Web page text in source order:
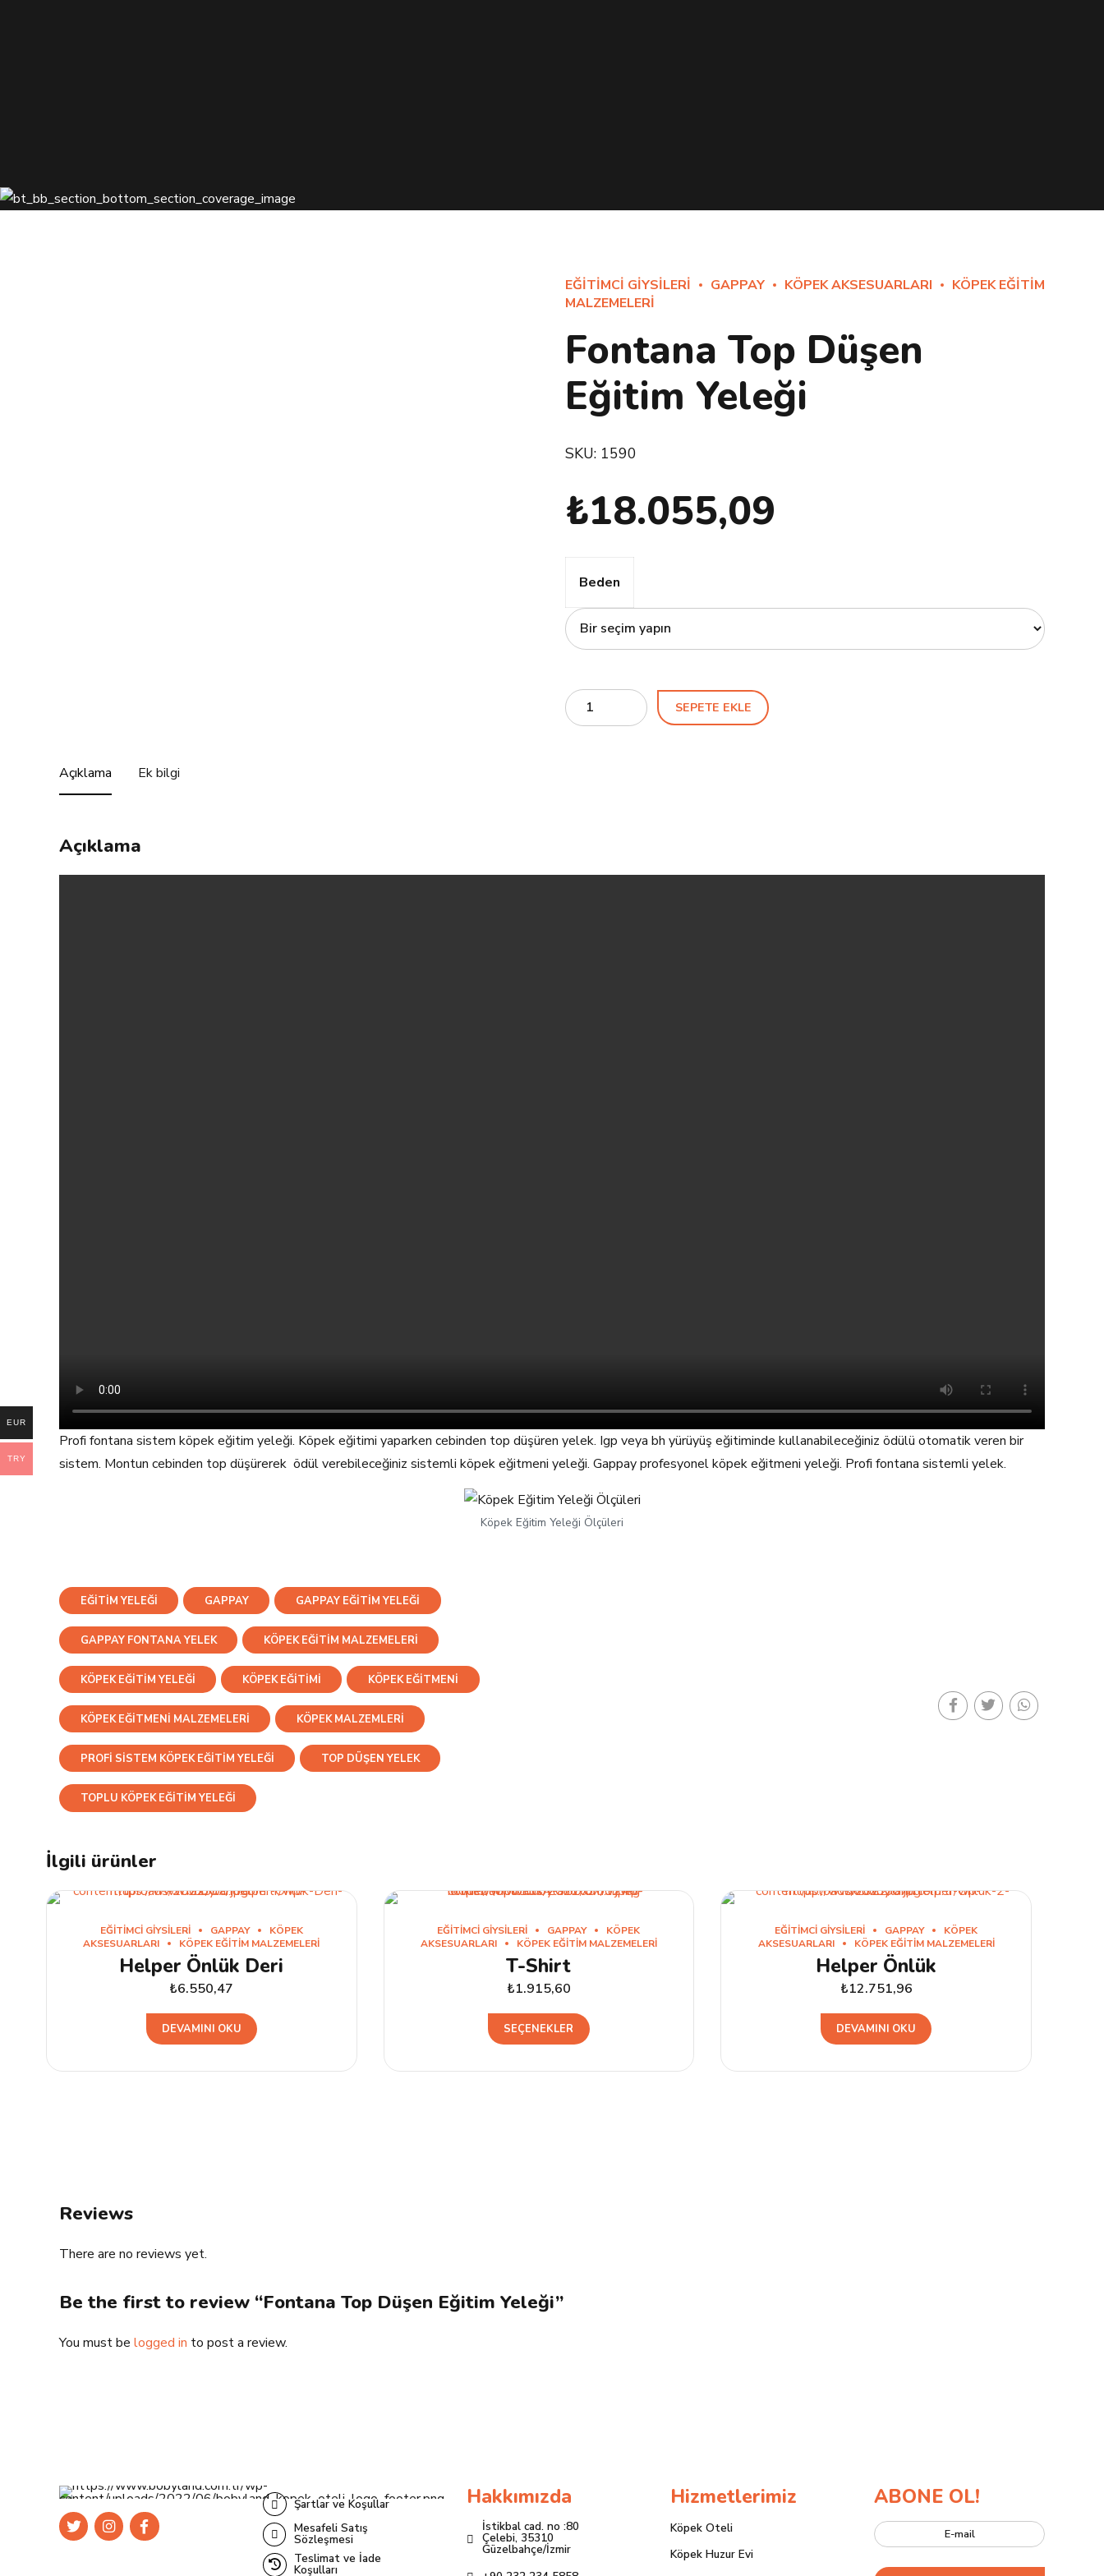
EĞITIMCI GIYSILERI GAPPAY KÖPEK AKSESUARLARI
KÖPEK EĞITIM
MALZEMELERI
Fontana Top Düşen
Eğitim Yeleği
SKU: 1590
₺18.055,09
Beden
Quantity SEPETE EKLE
Açıklama Ek bilgi
Açıklama
Profi fontana sistem köpek eğitim yeleği. Köpek eğitimi yaparken cebinden top düşüren yelek. Igp veya bh yürüyüş eğitiminde kullanabileceğiniz ödülü otomatik veren bir
sistem. Montun cebinden top düşürerek ödül verebileceğiniz sistemli köpek eğitmeni yeleği. Gappay profesyonel köpek eğitmeni yeleği. Profi fontana sistemli yelek.
Köpek Eğitim Yeleği Ölçüleri
EĞITIM YELEĞI GAPPAY GAPPAY EĞITIM YELEĞI
GAPPAY FONTANA YELEK KÖPEK EĞITIM MALZEMELERI
KÖPEK EĞITIM YELEĞI KÖPEK EĞITIMI KÖPEK EĞITMENI
KÖPEK EĞITMENI MALZEMELERI KÖPEK MALZEMLERI
PROFI SISTEM KÖPEK EĞITIM YELEĞI TOP DÜŞEN YELEK
TOPLU KÖPEK EĞITIM YELEĞI
İlgili ürünler
EĞITIMCI GIYSILERI GAPPAY
KÖPEK
AKSESUARLARI
KÖPEK EĞITIM MALZEMELERI
Helper Önlük Deri
₺6.550,47
DEVAMINI OKU
EĞITIMCI GIYSILERI GAPPAY
KÖPEK
AKSESUARLARI
KÖPEK EĞITIM MALZEMELERI
T-Shirt
₺1.915,60
SEÇENEKLER
Bu
birden
EĞITIMCI GIYSILERI GAPPAY
KÖPEK
AKSESUARLARI
KÖPEK EĞITIM MALZEMELERI
Helper Önlük
₺12.751,96
DEVAMINI OKU
Reviews
There are no reviews yet.
Be the first to review “Fontana Top Düşen Eğitim Yeleği”
You must be logged in to post a review.
Şartlar ve Koşullar
Mesafeli Satış
Sözleşmesi
Teslimat ve İade
Koşulları
Hakkımızda
İstikbal cad. no :80
Çelebi, 35310
Güzelbahçe/İzmir
Hizmetlerimiz
Köpek Oteli
Köpek Huzur Evi
ABONE OL!
EUR
TRY